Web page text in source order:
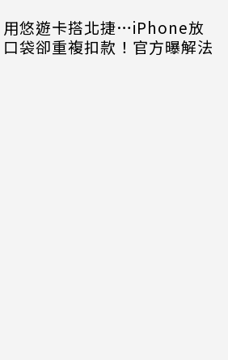
用悠遊卡搭北捷…iPhone放
口袋卻重複扣款！官方曝解法